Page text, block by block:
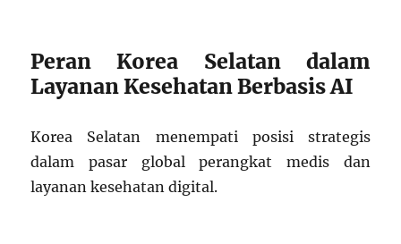
Peran Korea Selatan dalam
Layanan Kesehatan Berbasis AI
Korea Selatan menempati posisi strategis
dalam pasar global perangkat medis dan
layanan kesehatan digital.